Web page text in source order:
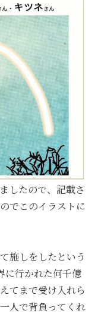
したので、記載さ
でこのイラストに
施しをしたという
に行かれた何千億
てまで受け入れら
人で背負ってくれ